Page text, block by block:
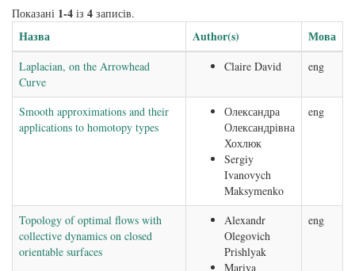
Показані 1-4 із 4 записів.
Назва Author(s) Мова
Laplacian, on the Arrowhead
Curve
Claire David eng
Smooth approximations and their
applications to homotopy types
Олександра
Олександрівна
Хохлюк
Sergiy
Ivanovych
Maksymenko
eng
Topology of optimal flows with
collective dynamics on closed
orientable surfaces
Alexandr
Olegovich
Prishlyak
Mariya
eng